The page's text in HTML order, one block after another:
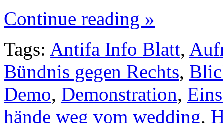
Continue reading »
Tags: Antifa Info Blatt,
Bündnis gegen Rechts,
Demo, Demonstration,
hände weg vom wedding,